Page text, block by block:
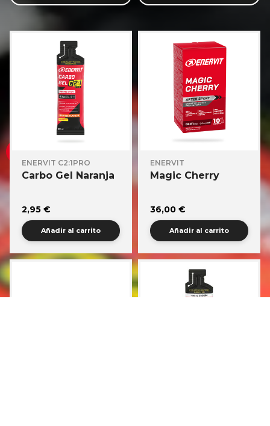
ENERVIT C2:1PRO
Carbo Gel Naranja
2,95 €
Añadir al carrito
ENERVIT
Magic Cherry
36,00 €
Añadir al carrito